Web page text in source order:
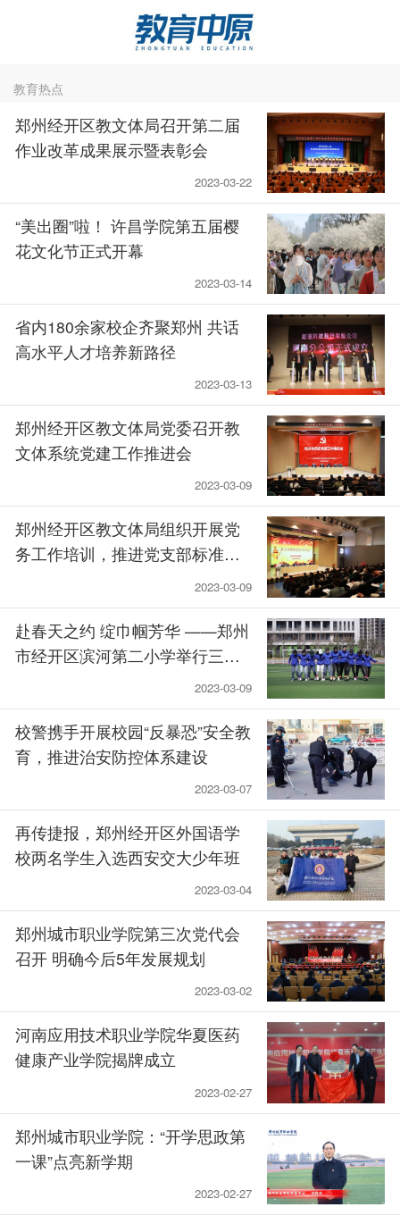
教育热点
郑州经开区教文体局召开第二届
作业改革成果展示暨表彰会
2023-03-22
“美出圈”啦！ 许昌学院第五届樱
花文化节正式开幕
2023-03-14
省内180余家校企齐聚郑州 共话
高水平人才培养新路径
2023-03-13
郑州经开区教文体局党委召开教
文体系统党建工作推进会
2023-03-09
郑州经开区教文体局组织开展党
务工作培训，推进党支部标准化
2023-03-09
赴春天之约 绽巾帼芳华 ——郑州
市经开区滨河第二小学举行三八
2023-03-09
校警携手开展校园“反暴恐”安全教
育，推进治安防控体系建设
2023-03-07
再传捷报，郑州经开区外国语学
校两名学生入选西安交大少年班
2023-03-04
郑州城市职业学院第三次党代会
召开 明确今后5年发展规划
2023-03-02
河南应用技术职业学院华夏医药
健康产业学院揭牌成立
2023-02-27
郑州城市职业学院：“开学思政第
一课”点亮新学期
2023-02-27